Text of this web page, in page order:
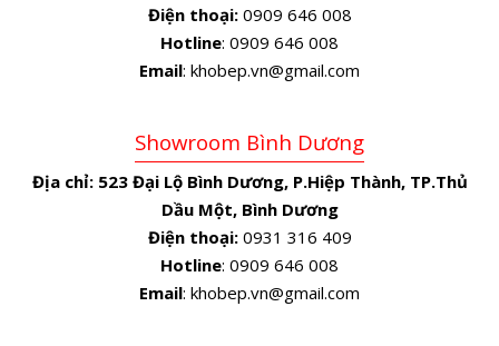
Điện thoại:0909 646 008
Hotline: 0909 646 008
Email: khobep.vn@gmail.com
Showroom Bình Dương
Địa chỉ: 523 Đại Lộ Bình Dương, P.Hiệp Thành, TP.Thủ
Dầu Một, Bình Dương
Điện thoại:0931 316 409
Hotline: 0909 646 008
Email: khobep.vn@gmail.com